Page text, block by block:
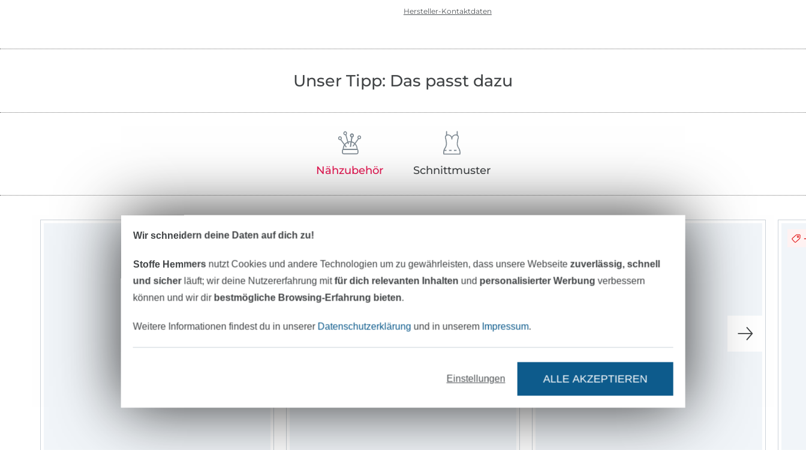
Hersteller-Kontaktdaten
Unser Tipp: Das passt dazu
Nähzubehör Schnittmuster
Wir schneidern deine Daten auf dich zu!
Stoffe Hemmers nutzt Cookies und andere Technologien um zu gewährleisten, dass unsere Webseitezuverlässig, schnell
und sicherläuft; wir deine Nutzererfahrung mitfür dich relevanten Inhalten und personalisierter Werbung verbessern
können und wir dir bestmögliche Browsing-Erfahrung bieten.
Weitere Informationen findest du in unserer Datenschutzerklärung und in unserem Impressum.
Einstellungen ALLE AKZEPTIEREN